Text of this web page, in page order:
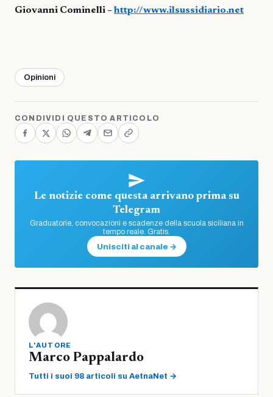
Giovanni Cominelli –http://www.ilsussidiario.net
Opinioni
CONDIVIDI QUESTO ARTICOLO
Le notizie come questa arrivano prima su
Telegram
Graduatorie, convocazioni e scadenze della scuola siciliana in
tempo reale. Gratis.
Unisciti al canale →
L'AUTORE
Marco Pappalardo
Tutti i suoi 98 articoli su AetnaNet →